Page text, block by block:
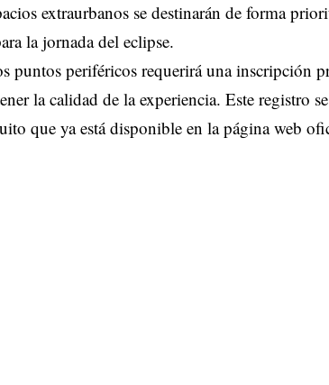
extraurbanos se destinarán de forma
la jornada del eclipse.
puntos periféricos requerirá una inscripción
la calidad de la experiencia. Este registro
que ya está disponible en la página web